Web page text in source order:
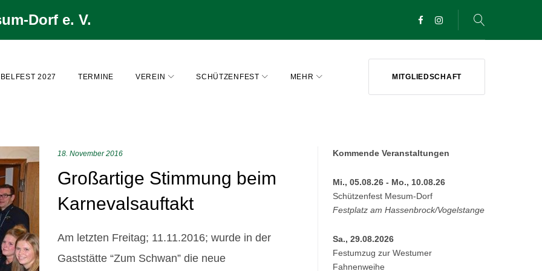
Dorf e. V.
Facebook
Instagram
2027 TERMINE VEREIN SCHÜTZENFEST MEHR MITGLIEDSCHAFT
18. November 2016
Großartige Stimmung beim
Karnevalsauftakt
Am letzten Freitag; 11.11.2016; wurde in der
Gaststätte “Zum Schwan” die neue
Kommende Veranstaltungen
Mi., 05.08.26 - Mo., 10.08.26
Schützenfest Mesum-Dorf
Festplatz am Hassenbrock/Vogelstange
Sa., 29.08.2026
Festumzug zur Westumer
Fahnenweihe